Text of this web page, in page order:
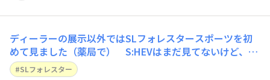
ディーラーの展示以外ではSLフォレスタースポーツを初
めて見ました（薬局で） S:HEVはまだ見てないけど、そ
ろそろ増えて来るんでしょうね
SLフォレスター